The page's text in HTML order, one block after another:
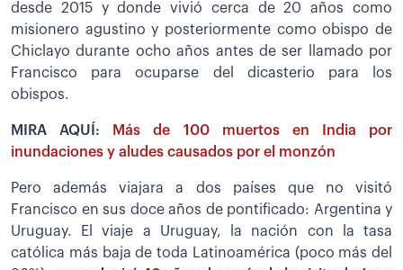
desde 2015 y donde vivió cerca de 20 años como
misionero agustino y posteriormente como obispo de
Chiclayo durante ocho años antes de ser llamado por
Francisco para ocuparse del dicasterio para los
obispos.
MIRA AQUÍ:
Más de 100 muertos en India por
inundaciones y aludes causados por el monzón
Pero además viajara a dos países que no visitó
Francisco en sus doce años de pontificado: Argentina y
Uruguay. El viaje a Uruguay, la nación con la tasa
católica más baja de toda Latinoamérica (poco más del